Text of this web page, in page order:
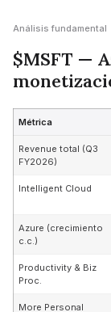
Análisis fundamental
$MSFT —
Métrica
Revenue total (Q3
FY2026)
Intelligent Cloud
Azure (crecimiento
c.c.)
Productivity & Biz
Proc.
More Personal